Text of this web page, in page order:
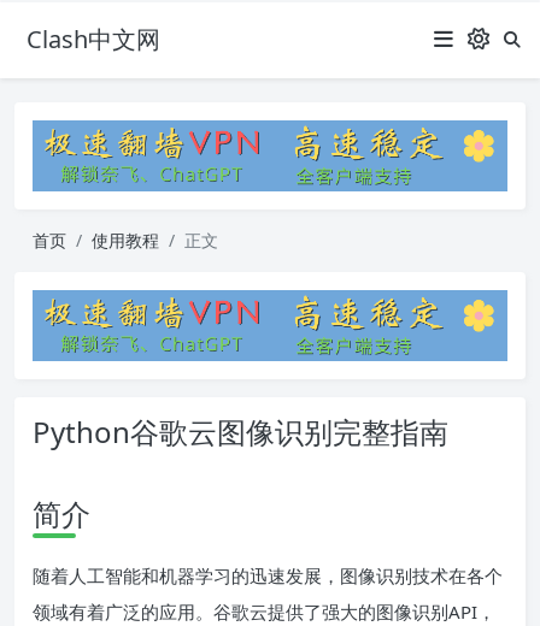
Clash中文网
首页 使用教程 正文
Python谷歌云图像识别完整指南
简介
随着人工智能和机器学习的迅速发展，图像识别技术在各个
领域有着广泛的应用。谷歌云提供了强大的图像识别API，